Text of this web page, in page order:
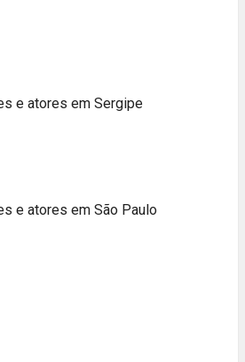
e atores em Sergipe
e atores em São Paulo